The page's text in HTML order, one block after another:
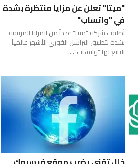
"ميتا" تعلن عن مزايا منتظرة بشدة
في "واتساب"
أطلقت شركة "ميتا" عدداً من المزايا المرتقبة
بشدة لتطبيق التراسل الفوري الأشهر عالمياً
التابع لها "واتساب"،...